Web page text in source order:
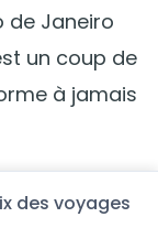
des voyages
de Janeiro
un coup de
à jamais
vos sens